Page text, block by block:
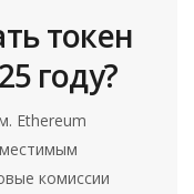
токен
году?
Ethereum
комиссии